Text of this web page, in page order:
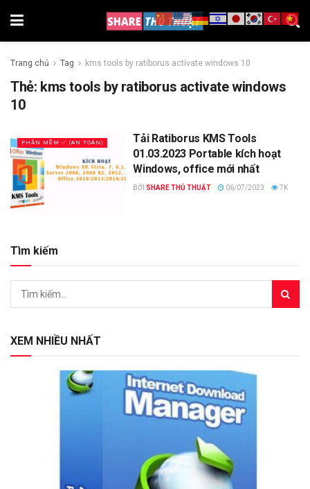
Trang chủ Tag kms tools by ratiborus activate windows 10
Thẻ: kms tools by ratiborus activate windows
10
PHẦN MỀM ✅ (AN TOÀN)
Tải Ratiborus KMS Tools
01.03.2023 Portable kích hoạt
Windows, office mới nhất
BỞI SHARE THỦ THUẬT 06/07/2023 7K
Tìm kiếm
XEM NHIỀU NHẤT